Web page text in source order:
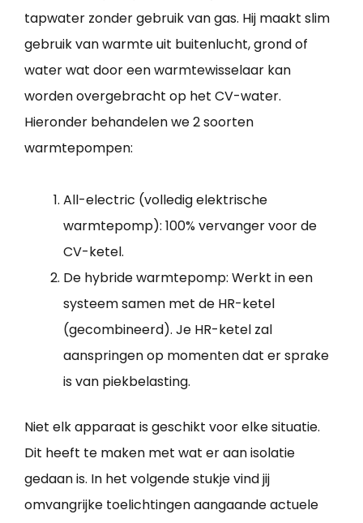
tapwater zonder gebruik van gas. Hij maakt slim
gebruik van warmte uit buitenlucht, grond of
water wat door een warmtewisselaar kan
worden overgebracht op het CV-water.
Hieronder behandelen we 2 soorten
warmtepompen:
All-electric (volledig elektrische
warmtepomp): 100% vervanger voor de
CV-ketel.
De hybride warmtepomp: Werkt in een
systeem samen met de HR-ketel
(gecombineerd). Je HR-ketel zal
aanspringen op momenten dat er sprake
is van piekbelasting.
Niet elk apparaat is geschikt voor elke situatie.
Dit heeft te maken met wat er aan isolatie
gedaan is. In het volgende stukje vind jij
omvangrijke toelichtingen aangaande actuele